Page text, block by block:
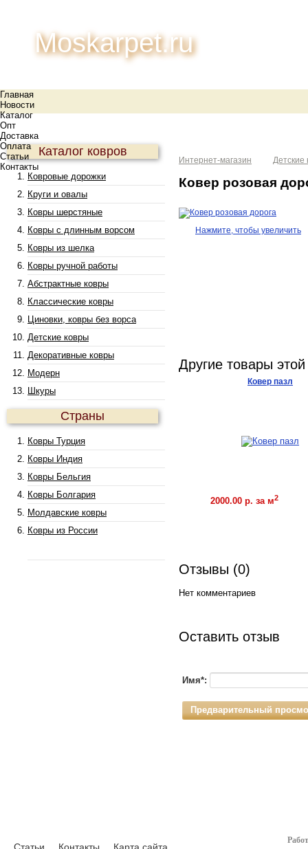
Moskarpet.ru
Главная
Новости
Каталог
Опт
Доставка
Оплата
Статьи
Контакты
Каталог ковров
Ковровые дорожки
Круги и овалы
Ковры шерстяные
Ковры с длинным ворсом
Ковры из шелка
Ковры ручной работы
Абстрактные ковры
Классические ковры
Циновки, ковры без ворса
Детские ковры
Декоративные ковры
Модерн
Шкуры
Страны
Ковры Турция
Ковры Индия
Ковры Бельгия
Ковры Болгария
Молдавские ковры
Ковры из России
Интернет-магазин Детские
Ковер розовая
Нажмите, чтобы увеличить
Другие товары
Ковер пазл
2000.00 р. за м2
Отзывы (0)
Нет комментариев
Оставить отзыв
Имя*: